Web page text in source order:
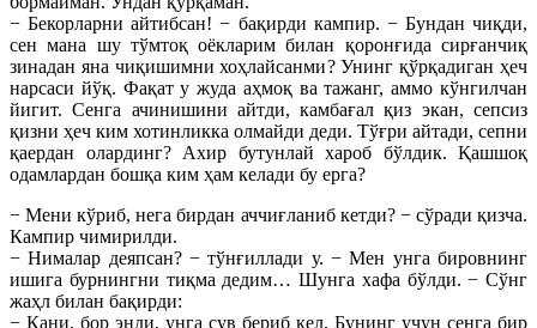
− Бекорларни айтибсан! − бақирди кампир. − Бундан чиқди,
сен мана шу тўмтоқ оёкларим билан қоронғида сирғанчиқ
зинадан яна чиқишимни хоҳлайсанми? Унинг қўрқадиган ҳеч
нарсаси йўқ. Фақат у жуда аҳмоқ ва тажанг, аммо кўнгилчан
йигит. Сенга ачинишини айтди, камбағал қиз экан, сепсиз
қизни ҳеч ким хотинликка олмайди деди. Тўғри айтади, сепни
қаердан олардинг? Ахир бутунлай хароб бўлдик. Қашшоқ
одамлардан бошқа ким ҳам келади бу ерга?
− Мени кўриб, нега бирдан аччиғланиб кетди? − сўради қизча.
Кампир чимирилди.
− Нималар деяпсан? − тўнғиллади у. − Мен унга бировнинг
ишига бурнингни тиқма дедим… Шунга хафа бўлди. − Сўнг
жаҳл билан бақирди:
− Қани, бор энди, унга сув бериб кел. Бунинг учун сенга бир